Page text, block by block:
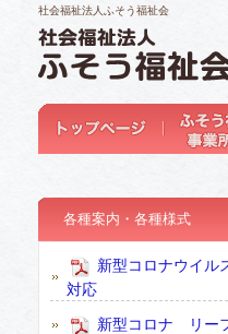
社会福祉法人ふそう福祉会
各種案内・各種様式
新型コロナウイル
対応
新型コロナ リー